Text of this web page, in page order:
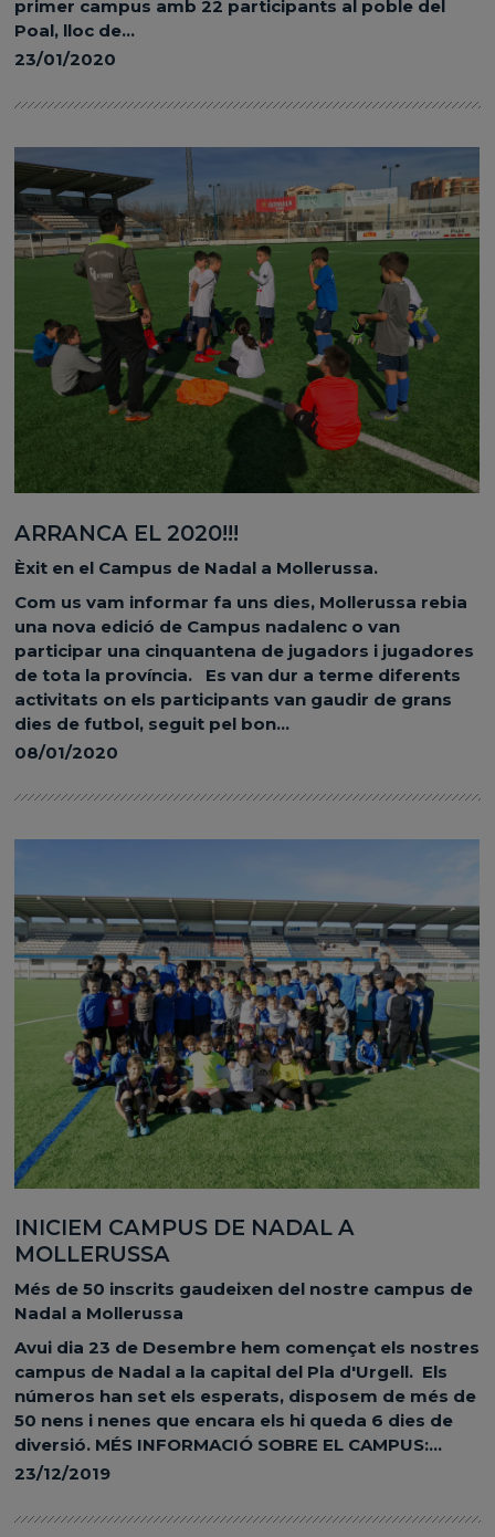
primer campus amb 22 participants al poble del
Poal, lloc de...
23/01/2020
ARRANCA EL 2020!!!
Èxit en el Campus de Nadal a Mollerussa.
Com us vam informar fa uns dies, Mollerussa rebia
una nova edició de Campus nadalenc o van
participar una cinquantena de jugadors i jugadores
de tota la província. Es van dur a terme diferents
activitats on els participants van gaudir de grans
dies de futbol, seguit pel bon...
08/01/2020
INICIEM CAMPUS DE NADAL A
MOLLERUSSA
Més de 50 inscrits gaudeixen del nostre campus de
Nadal a Mollerussa
Avui dia 23 de Desembre hem començat els nostres
campus de Nadal a la capital del Pla d'Urgell. Els
números han set els esperats, disposem de més de
50 nens i nenes que encara els hi queda 6 dies de
diversió. MÉS INFORMACIÓ SOBRE EL CAMPUS:...
23/12/2019